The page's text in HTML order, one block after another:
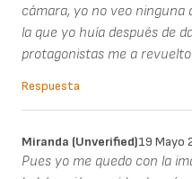
cámara, yo no veo ninguna
la que yo huía después de
protagonistas me a
Respuesta
Miranda (unverified)19 Mayo
Pues yo me quedo con la